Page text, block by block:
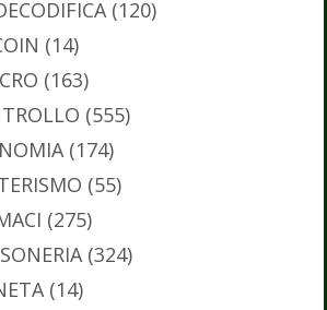
(120)
(14)
(163)
(555)
(174)
(55)
(275)
(324)
(14)